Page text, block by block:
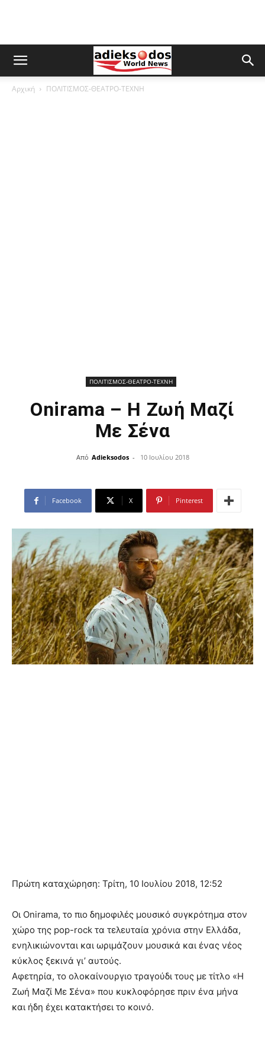
Αρχική ΠΟΛΙΤΙΣΜΟΣ-ΘΕΑΤΡΟ-ΤΕΧΝΗ
ΠΟΛΙΤΙΣΜΟΣ-ΘΕΑΤΡΟ-ΤΕΧΝΗ
Onirama – Η Ζωή Μαζί
Με Σένα
Από Adieksodos - 10 Ιουλίου 2018
Facebook X Pinterest
Πρώτη καταχώρηση: Τρίτη, 10 Ιουλίου 2018, 12:52
Οι Onirama, το πιο δημοφιλές μουσικό συγκρότημα στον
χώρο της pop-rock τα τελευταία χρόνια στην Ελλάδα,
ενηλικιώνονται και ωριμάζουν μουσικά και ένας νέος
κύκλος ξεκινά γι’ αυτούς.
Αφετηρία, το ολοκαίνουργιο τραγούδι τους με τίτλο «Η
Ζωή Μαζί Με Σένα» που κυκλοφόρησε πριν ένα μήνα
και ήδη έχει κατακτήσει το κοινό.